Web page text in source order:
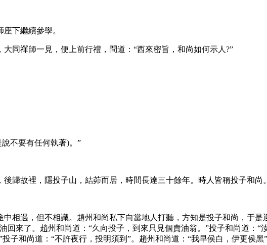
下繼續參學。
禪師一見，便上前行禮，問道：“西來密旨，和尚如何示人?”
不要有任何執著)。”
故裡，隱投子山，結茆而居，時間長達三十餘年。時人皆稱投子和尚。
遇，但不相識。趙州和尚私下向當地人打聽，方知是投子和尚，于是
回來了。趙州和尚道：“久向投子，到來只見個賣油翁。”投子和尚道：“
子和尚道：“不許夜行，投明須到”。趙州和尚道：“我早侯白，伊更侯黑”